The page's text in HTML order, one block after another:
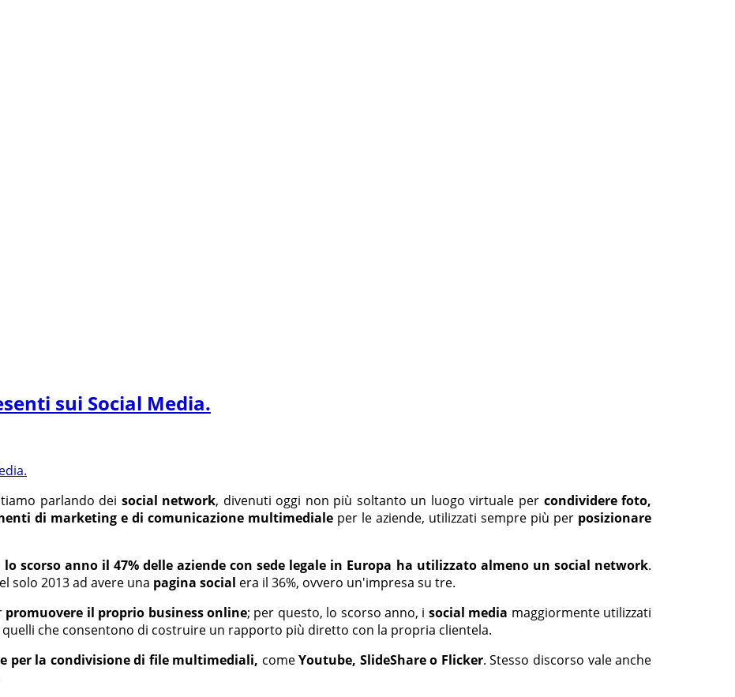
sui Social Media.
parlando dei social network, divenuti oggi non più soltanto un luogo virtuale per condividere foto,
di marketing e di comunicazione multimediale per le aziende, utilizzati sempre più per posizionare
lo scorso anno il 47% delle aziende con sede legale in Europa ha utilizzato almeno un social network.
solo 2013 ad avere una pagina social era il 36%, ovvero un'impresa su tre.
promuovere il proprio business online; per questo, lo scorso anno, i social media maggiormente utilizzati
quelli che consentono di costruire un rapporto più diretto con la propria clientela.
per la condivisione di file multimediali, comeYoutube, SlideShare o Flicker. Stesso discorso vale anche